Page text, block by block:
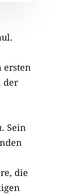
ersten
der
. Sein
die